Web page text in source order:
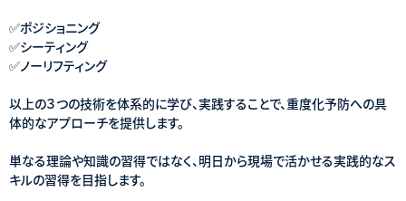
✅ポジショニング
✅シーティング
✅ノーリフティング
以上の３つの技術を体系的に学び、実践することで、重度化予防への具
体的なアプローチを提供します。
単なる理論や知識の習得ではなく、明日から現場で活かせる実践的なス
キルの習得を目指します。